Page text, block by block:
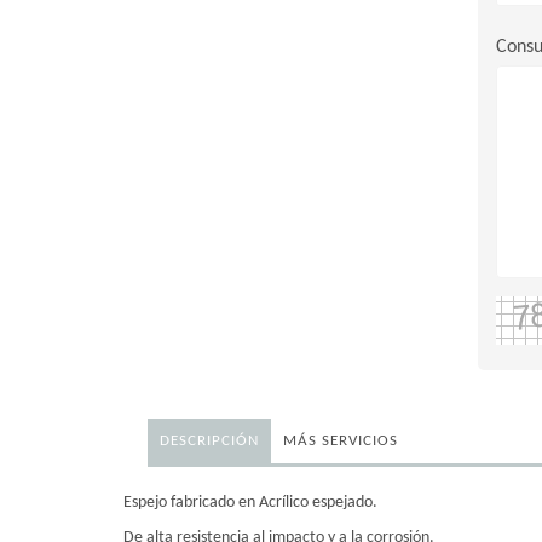
DESCRIPCIÓN MÁS SERVICIOS
Espejo fabricado en Acrílico espejado.
De alta resistencia al impacto y a la corrosión.